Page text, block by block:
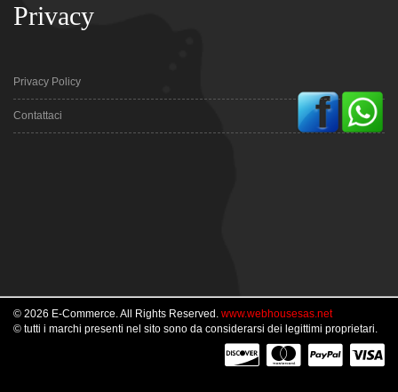
Privacy
Privacy Policy
Contattaci
© 2026 E-Commerce. All Rights Reserved. www.webhousesas.net
© tutti i marchi presenti nel sito sono da considerarsi dei legittimi proprietari.